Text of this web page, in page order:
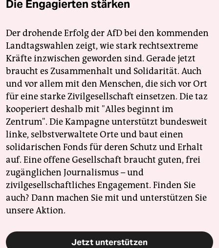
Die Engagierten stärken
Der drohende Erfolg der AfD bei den kommenden
Landtagswahlen zeigt, wie stark rechtsextreme
Kräfte inzwischen geworden sind. Gerade jetzt
braucht es Zusammenhalt und Solidarität. Auch
und vor allem mit den Menschen, die sich vor Ort
für eine starke Zivilgesellschaft einsetzen. Die taz
kooperiert deshalb mit "Alles beginnt im
Zentrum". Die Kampagne unterstützt bundesweit
linke, selbstverwaltete Orte und baut einen
solidarischen Fonds für deren Schutz und Erhalt
auf. Eine offene Gesellschaft braucht guten, frei
zugänglichen Journalismus – und
zivilgesellschaftliches Engagement. Finden Sie
auch? Dann machen Sie mit und unterstützen Sie
unsere Aktion.
Jetzt unterstützen